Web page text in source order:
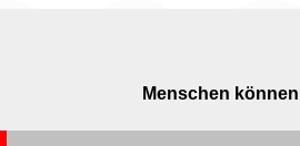
Menschen